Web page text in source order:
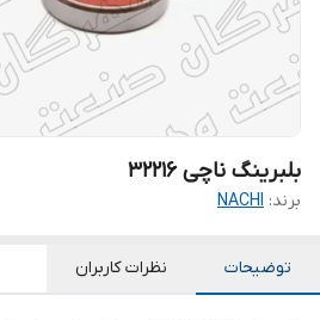
بلبرینگ ناچی 32216
برند: NACHI
توضیحات نظرات کاربران